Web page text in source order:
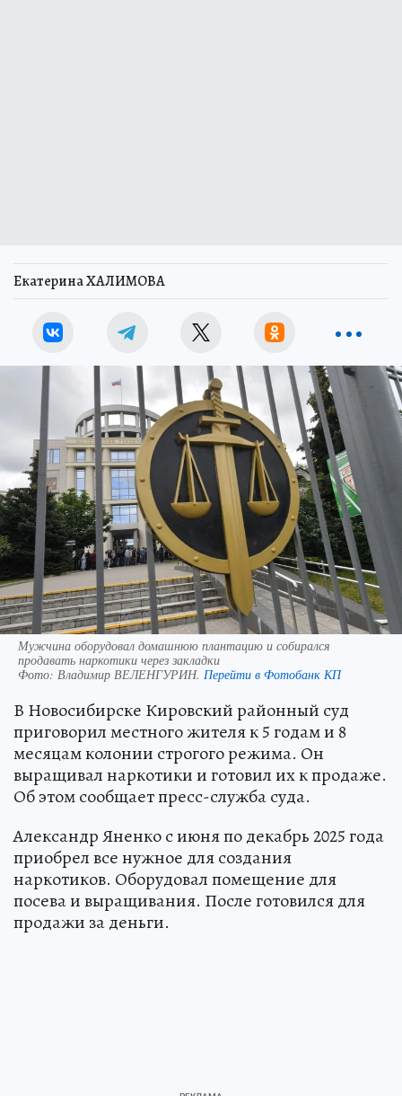
Екатерина ХАЛИМОВА
Мужчина оборудовал домашнюю плантацию и собирался
продавать наркотики через закладки
Фото: Владимир ВЕЛЕНГУРИН. Перейти в Фотобанк КП
В Новосибирске Кировский районный суд
приговорил местного жителя к 5 годам и 8
месяцам колонии строгого режима. Он
выращивал наркотики и готовил их к продаже.
Об этом сообщает пресс-служба суда.
Александр Яненко с июня по декабрь 2025 года
приобрел все нужное для создания
наркотиков. Оборудовал помещение для
посева и выращивания. После готовился для
продажи за деньги.